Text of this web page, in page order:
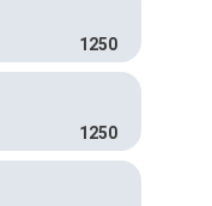
1250
1250